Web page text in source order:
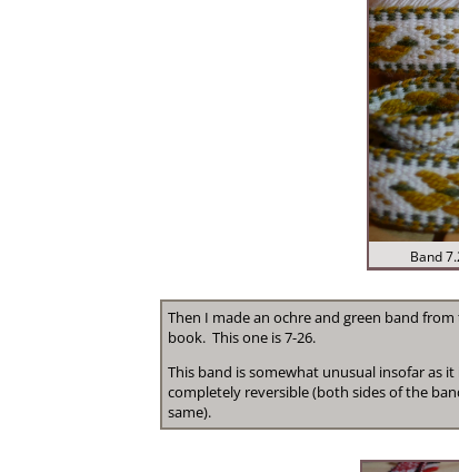
Band
Then I made an ochre and green band from
book. This one is 7-26.
This band is somewhat unusual insofar as it
completely reversible (both sides of the
same).